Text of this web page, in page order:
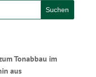
Tonabbau im
aus